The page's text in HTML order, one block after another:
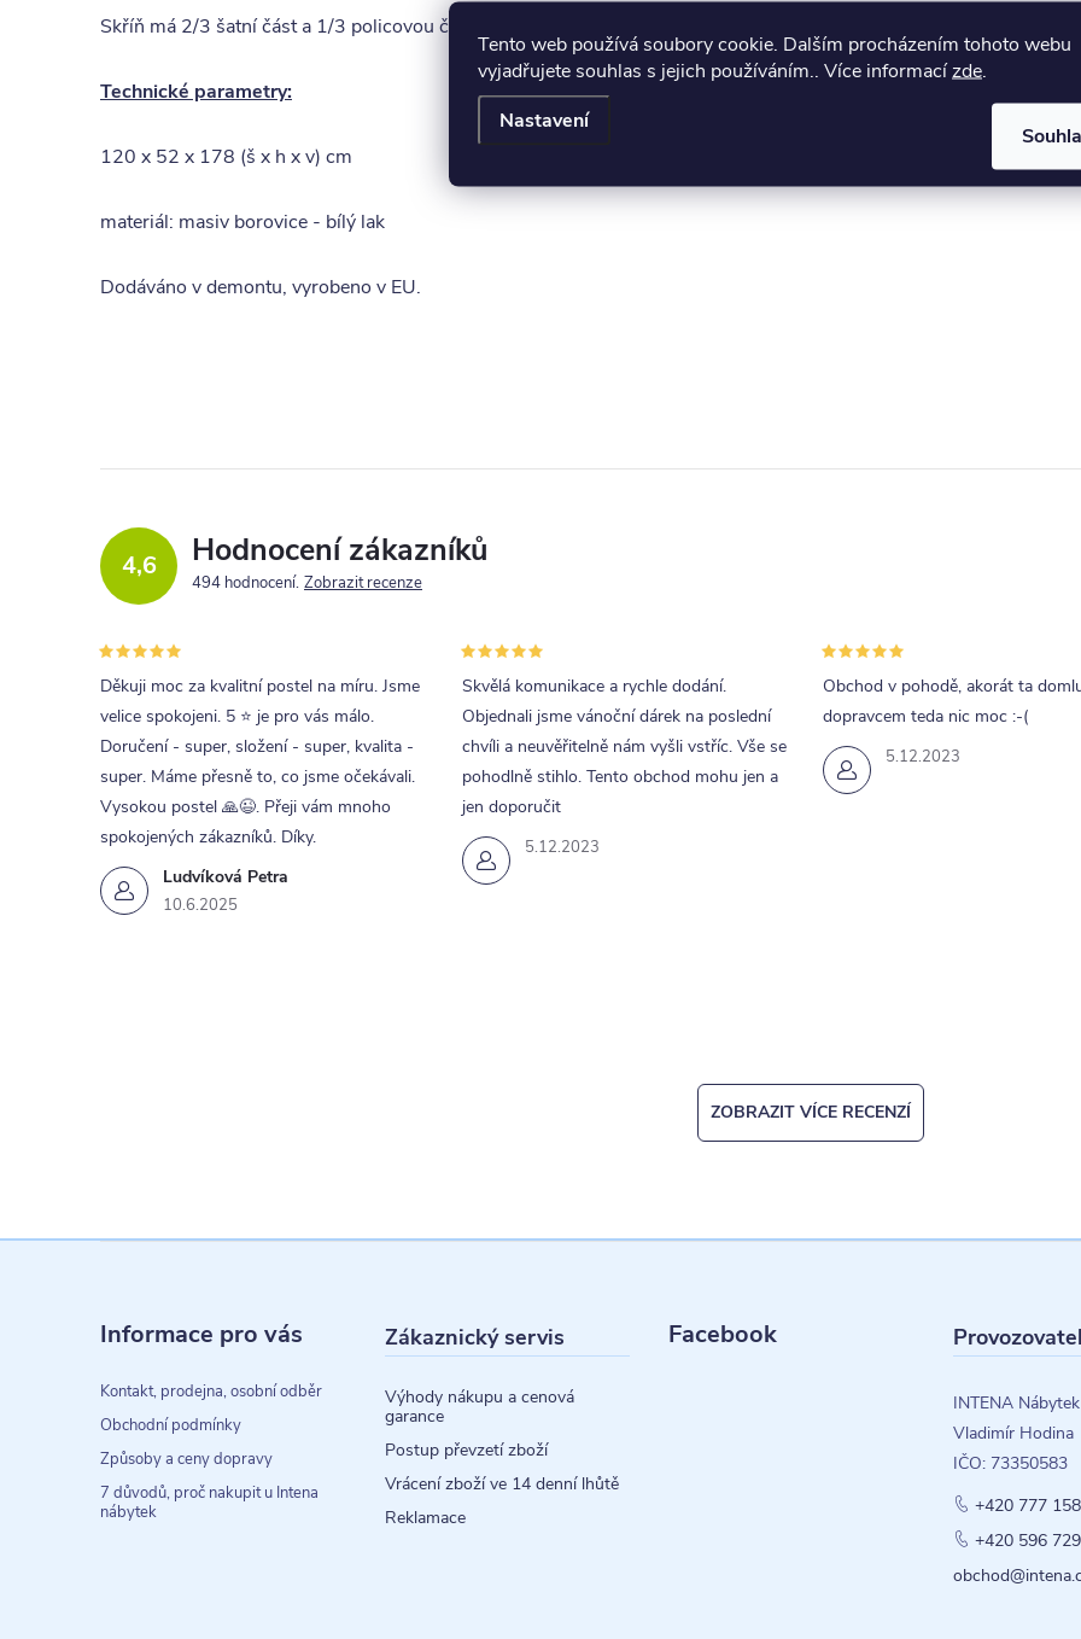
Tento web používá soubory cookie. Dalším procházením tohoto webu
vyjadřujete souhlas s jejich používáním.. Více informacízde.
Nastavení
Skříň má 2/3 šatní část a 1/3 policovou část.
Technické parametry:
120 x 52 x 178 (š x h x v) cm
materiál: masiv borovice - bílý lak
Dodáváno v demontu, vyrobeno v EU.
4,6 Hodnocení zákazníků
494 hodnocení Zobrazit recenze
Ludvíková Petra
10.6.2025
Děkuji moc za kvalitní postel na míru. Jsme
velice spokojeni. 5 ⭐ je pro vás málo.
Doručení - super, složení - super, kvalita -
super. Máme přesně to, co jsme očekávali.
Vysokou postel 🙏😉. Přeji vám mnoho
spokojených zákazníků. Díky.
5.12.2023
Skvělá komunikace a rychle dodání.
Objednali jsme vánoční dárek na poslední
chvíli a neuvěřitelně nám vyšli vstříc. Vše se
pohodlně stihlo. Tento obchod mohu jen a
jen doporučit
5.12.2023
Obchod v pohodě, akorát ta
dopravcem teda nic moc :-(
ZOBRAZIT VÍCE RECENZÍ
Informace pro vás
Kontakt, prodejna, osobní odběr
Obchodní podmínky
Způsoby a ceny dopravy
7 důvodů, proč nakupit u Intena
nábytek
Zákaznický servis
Výhody nákupu a cenová
garance
Postup převzetí zboží
Vrácení zboží ve 14 denní lhůtě
Reklamace
Facebook
INTENA Nábytek
Vladimír Hodina
IČO: 73350583
+420 777
+420 596